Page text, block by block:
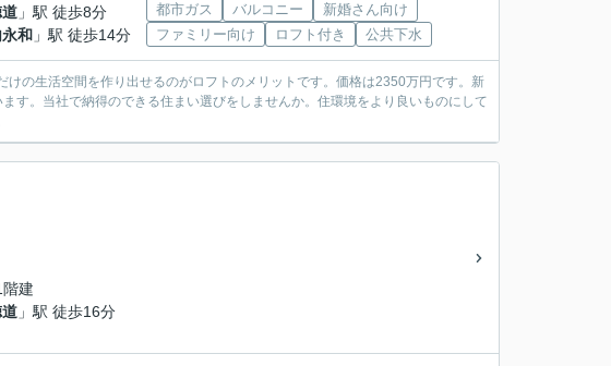
道 」駅 徒歩8分
永和 」駅 徒歩14分
都市ガス バルコニー
新婚さん向け
ファミリー向け
ロフト付き 公共下水
の生活空間を作り出せるのがロフトのメリットです。価格は2350万円です。新
す。当社で納得のできる住まい選びをしませんか。住環境をより良いものにして
建
道 」駅 徒歩16分